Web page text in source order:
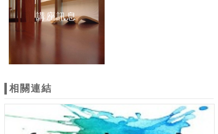
講座訊息
相關連結